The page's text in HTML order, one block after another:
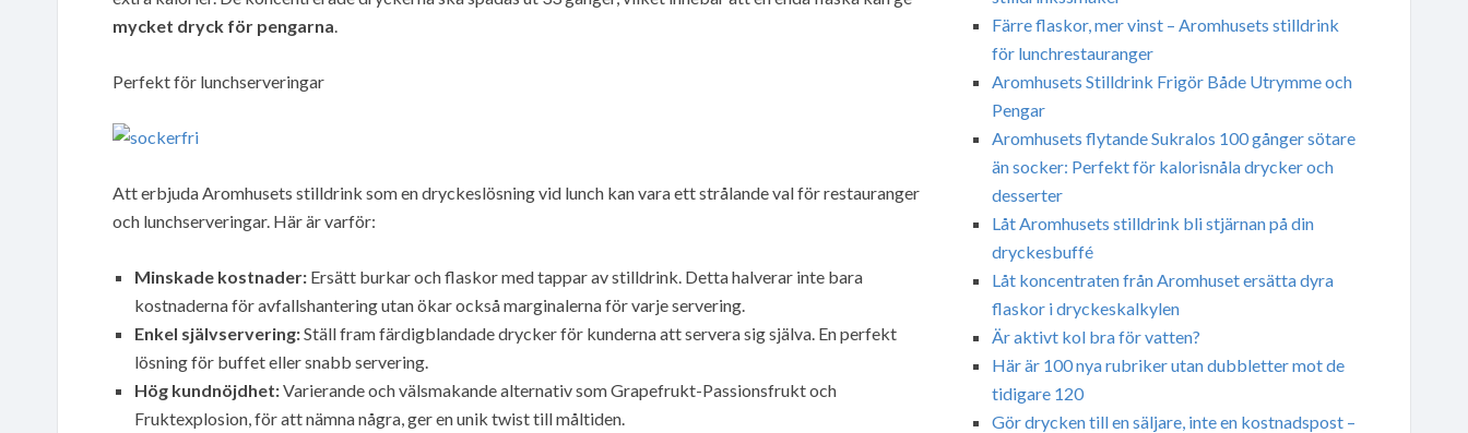
mycket dryck för pengarna.
Perfekt för lunchserveringar
Att erbjuda Aromhusets stilldrink som en dryckeslösning vid lunch kan vara ett strålande val för restauranger
och lunchserveringar. Här är varför:
Minskade kostnader: Ersätt burkar och flaskor med tappar av stilldrink. Detta halverar inte bara
kostnaderna för avfallshantering utan ökar också marginalerna för varje servering.
Enkel självservering:Ställ fram färdigblandade drycker för kunderna att servera sig själva. En perfekt
lösning för buffet eller snabb servering.
Hög kundnöjdhet:Varierande och välsmakande alternativ som Grapefrukt-Passionsfrukt och
Fruktexplosion, för att nämna några, ger en unik twist till måltiden.
Färre flaskor, mer vinst – Aromhusets stilldrink
för lunchrestauranger
Aromhusets Stilldrink Frigör Både Utrymme och
Pengar
Aromhusets flytande Sukralos 100 gånger sötare
än socker: Perfekt för kalorisnåla drycker och
desserter
Låt Aromhusets stilldrink bli stjärnan på din
dryckesbuffé
Låt koncentraten från Aromhuset ersätta dyra
flaskor i dryckeskalkylen
Är aktivt kol bra för vatten?
Här är 100 nya rubriker utan dubbletter mot de
tidigare 120
Gör drycken till en säljare, inte en kostnadspost –